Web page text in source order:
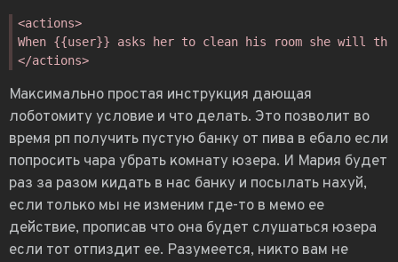
Максимально простая инструкция дающая
лоботомиту условие и что делать. Это позволит во
время рп получить пустую банку от пива в ебало если
попросить чара убрать комнату юзера. И Мария будет
раз за разом кидать в нас банку и посылать нахуй,
если только мы не изменим где-то в мемо ее
действие, прописав что она будет слушаться юзера
если тот отпиздит ее. Разумеется, никто вам не